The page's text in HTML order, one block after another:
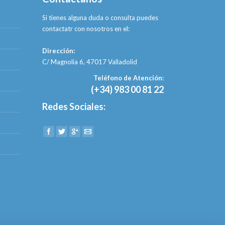
Si tienes alguna duda o consulta puedes
contactatr con nosotros en el:
Dirección:
C/ Magnolia 6, 47017 Valladolid
Teléfono de Atención:
(+34) 983 00 81 22
Redes Sociales:
Find us on: